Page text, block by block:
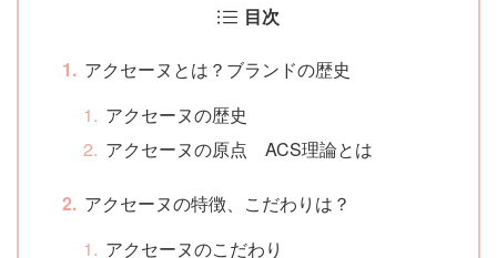
目次
アクセーヌとは？ブランドの歴史
アクセーヌの歴史
アクセーヌの原点 ACS理論とは
アクセーヌの特徴、こだわりは？
アクセーヌのこだわり